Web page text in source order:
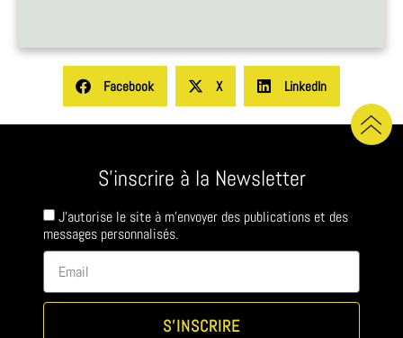
Facebook X LinkedIn
S'inscrire à la Newsletter
J'autorise le site à m'envoyer des publications et des
messages personnalisés.
S'INSCRIRE